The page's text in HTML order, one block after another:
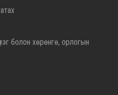
болон хөрөнгө, орлогын